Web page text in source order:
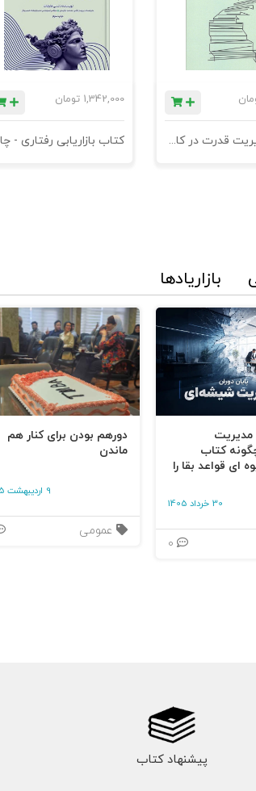
کتاب مدیریت قدرت در کاروکسب
1,342,000 تومان
بازاریادها
مدیریت
کتاب
ای قواعد بقا را
30 خرداد 1405
دورهم بودن برای کنار هم
ماندن
9 اردیبهشت 1405
عمومی
پیشنهاد کتاب